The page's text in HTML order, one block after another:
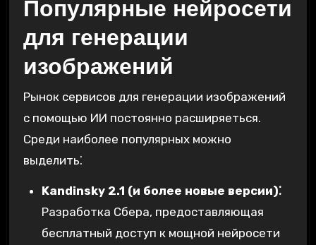
Популярные нейросети
для генерации
изображений
Рынок сервисов для генерации изображений
с помощью ИИ постоянно расширяеться.
Среди наиболее популярных можно
выделить⁚
Kandinsky 2.1 (и более новые версии)⁚
Разработка Сбера, предоставляющая
бесплатный доступ к мощной нейросети